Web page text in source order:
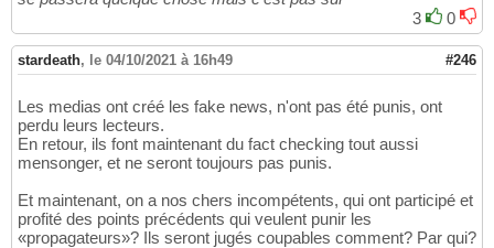
3
0
stardeath, le 04/10/2021 à 16h49 #246
Les medias ont créé les fake news, n'ont pas été punis, ont
perdu leurs lecteurs.
En retour, ils font maintenant du fact checking tout aussi
mensonger, et ne seront toujours pas punis.
Et maintenant, on a nos chers incompétents, qui ont participé et
profité des points précédents qui veulent punir les
«propagateurs»? Ils seront jugés coupables comment? Par qui?